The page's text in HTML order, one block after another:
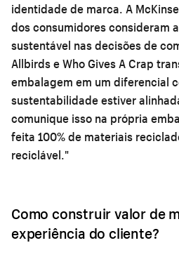
identidade de marca. A
dos consumidores consideram
sustentável nas decisões de
Allbirds e Who Gives A Crap
embalagem em um diferencial
sustentabilidade estiver
comunique isso na própria
feita 100% de materiais
reciclável."
Como construir valor de
experiência do cliente?